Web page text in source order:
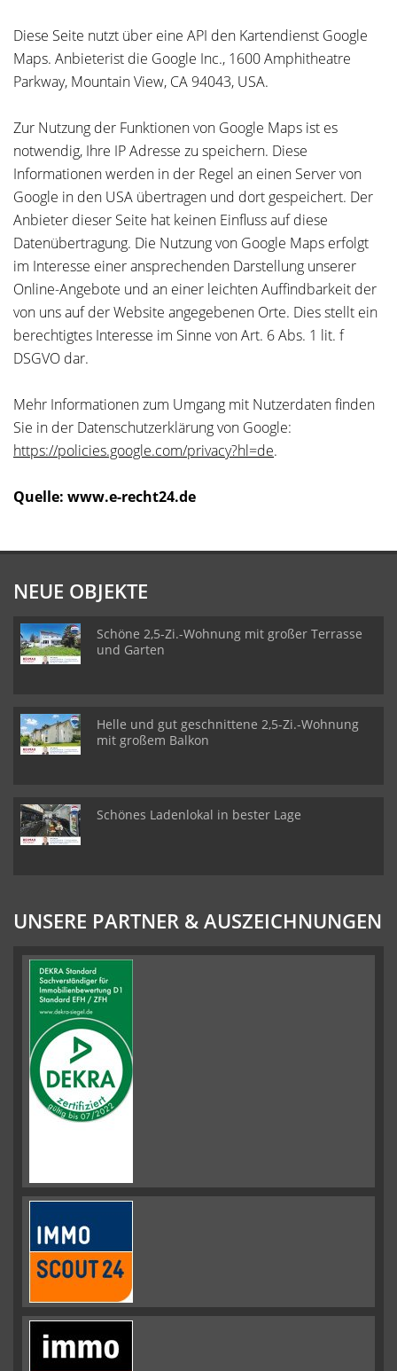
Diese Seite nutzt über eine API den Kartendienst Google
Maps. Anbieterist die Google Inc., 1600 Amphitheatre
Parkway, Mountain View, CA 94043, USA.
Zur Nutzung der Funktionen von Google Maps ist es
notwendig, Ihre IP Adresse zu speichern. Diese
Informationen werden in der Regel an einen Server von
Google in den USA übertragen und dort gespeichert. Der
Anbieter dieser Seite hat keinen Einfluss auf diese
Datenübertragung. Die Nutzung von Google Maps erfolgt
im Interesse einer ansprechenden Darstellung unserer
Online-Angebote und an einer leichten Auffindbarkeit der
von uns auf der Website angegebenen Orte. Dies stellt ein
berechtigtes Interesse im Sinne von Art. 6 Abs. 1 lit. f
DSGVO dar.
Mehr Informationen zum Umgang mit Nutzerdaten finden
Sie in der Datenschutzerklärung von Google:
https://policies.google.com/privacy?hl=de.
Quelle: www.e-recht24.de
NEUE OBJEKTE
Schöne 2,5-Zi.-Wohnung mit großer Terrasse
und Garten
Helle und gut geschnittene 2,5-Zi.-Wohnung
mit großem Balkon
Schönes Ladenlokal in bester Lage
UNSERE PARTNER & AUSZEICHNUNGEN